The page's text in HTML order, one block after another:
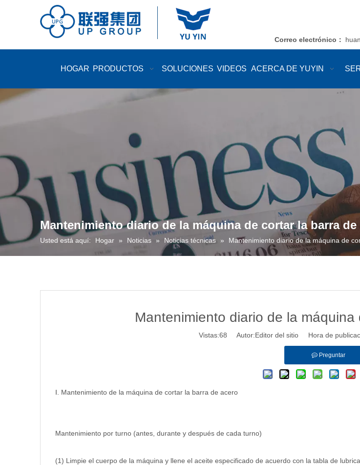
Correo electrónico ：
HOGAR PRODUCTOS SOLUCIONES VIDEOS ACERCA DE YUYIN
Mantenimiento diario de la máquina de cortar la barra de
Usted está aquí: Hogar » Noticias » Noticias técnicas » Mantenimiento diario de la máquina de
Mantenimiento diario de la
Vistas:68 Autor:Editor del sitio Hora de
Preguntar
Ⅰ. Mantenimiento de la máquina de cortar la barra de acero
Mantenimiento por turno (antes, durante y después de cada turno)
(1) Limpie el cuerpo de la máquina y llene el aceite especificado de acuerdo con la tabla de